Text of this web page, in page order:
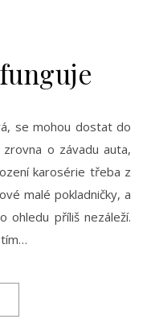
o závadu auta,
karosérie třeba z
malé pokladničky, a
příliš nezáleží.
tím…